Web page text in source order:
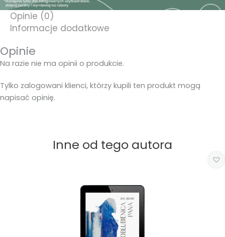
Opinie (0)
Informacje dodatkowe
Opinie
Na razie nie ma opinii o produkcie.
Tylko zalogowani klienci, którzy kupili ten produkt mogą
napisać opinię.
Inne od tego autora